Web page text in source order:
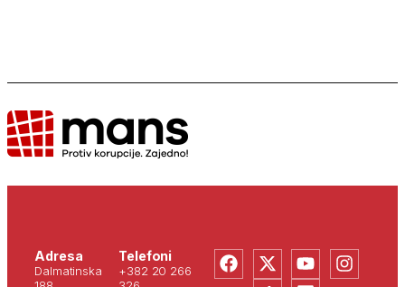
Adresa
Dalmatinska
Telefoni
+382 20 266